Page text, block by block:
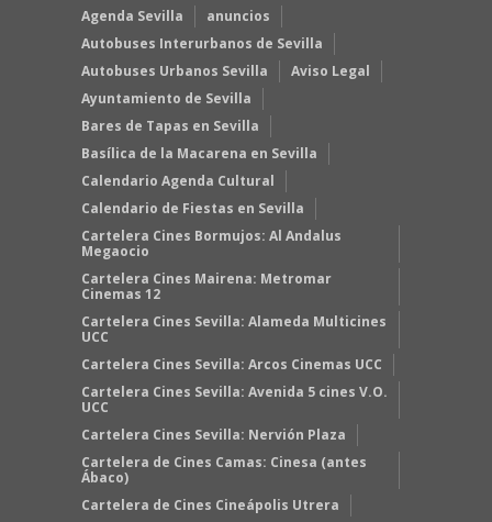
Agenda Sevilla
anuncios
Autobuses Interurbanos de Sevilla
Autobuses Urbanos Sevilla
Aviso Legal
Ayuntamiento de Sevilla
Bares de Tapas en Sevilla
Basílica de la Macarena en Sevilla
Calendario Agenda Cultural
Calendario de Fiestas en Sevilla
Cartelera Cines Bormujos: Al Andalus
Megaocio
Cartelera Cines Mairena: Metromar
Cinemas 12
Cartelera Cines Sevilla: Alameda Multicines
UCC
Cartelera Cines Sevilla: Arcos Cinemas UCC
Cartelera Cines Sevilla: Avenida 5 cines V.O.
UCC
Cartelera Cines Sevilla: Nervión Plaza
Cartelera de Cines Camas: Cinesa (antes
Ábaco)
Cartelera de Cines Cineápolis Utrera